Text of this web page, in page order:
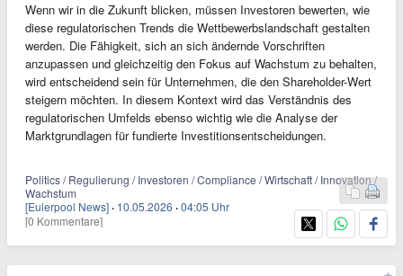
Wenn wir in die Zukunft blicken, müssen Investoren bewerten, wie
diese regulatorischen Trends die Wettbewerbslandschaft gestalten
werden. Die Fähigkeit, sich an sich ändernde Vorschriften
anzupassen und gleichzeitig den Fokus auf Wachstum zu behalten,
wird entscheidend sein für Unternehmen, die den Shareholder-Wert
steigern möchten. In diesem Kontext wird das Verständnis des
regulatorischen Umfelds ebenso wichtig wie die Analyse der
Marktgrundlagen für fundierte Investitionsentscheidungen.
Politics / Regulierung / Investoren / Compliance / Wirtschaft / Innovation /
Wachstum
[Eulerpool News] · 10.05.2026 ·04:05 Uhr
[0 Kommentare]